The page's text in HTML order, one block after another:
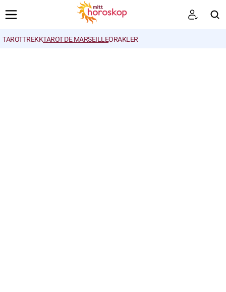
TAROTTREKKTAROT DE MARSEILLEORAKLER